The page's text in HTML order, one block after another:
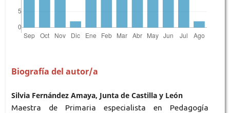
Biografía del autor/a
Silvia Fernández Amaya, Junta de Castilla y León
Maestra de Primaria especialista en Pedagogía